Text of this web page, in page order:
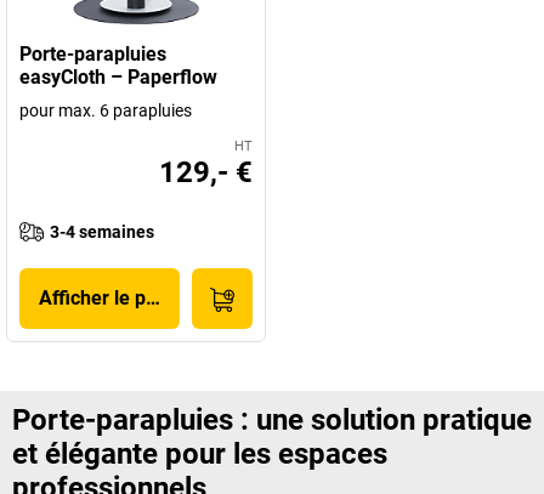
Porte-parapluies
easyCloth – Paperflow
pour max. 6 parapluies
HT
129,- €
3-4 semaines
Afficher le produit
Porte-parapluies : une solution pratique
et élégante pour les espaces